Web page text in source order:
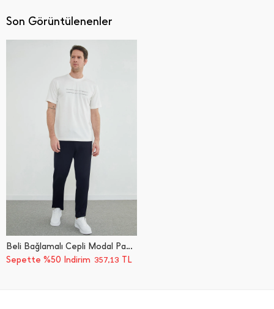
Son Görüntülenenler
Beli Bağlamalı Cepli Modal Pantolon
Sepette %50 İndirim 357,13 TL